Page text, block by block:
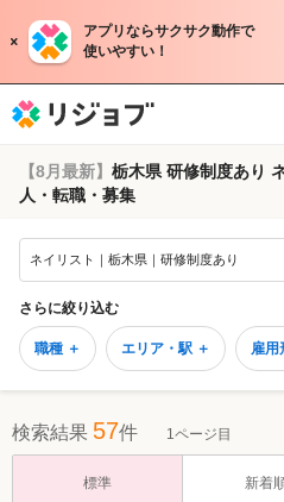
アプリならサクサク動作で
使いやすい！
【8月最新】 栃木県 研修制度あり
人・転職・募集
ネイリスト｜栃木県｜研修制度あり
さらに絞り込む
職種 ＋ エリア・駅 ＋ 雇用
検索結果 57件 1ページ目
標準 新着